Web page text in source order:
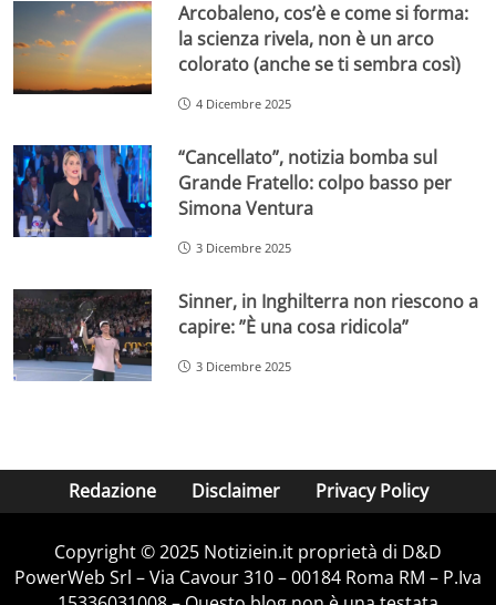
Arcobaleno, cos’è e come si forma:
la scienza rivela, non è un arco
colorato (anche se ti sembra così)
4 Dicembre 2025
“Cancellato”, notizia bomba sul
Grande Fratello: colpo basso per
Simona Ventura
3 Dicembre 2025
Sinner, in Inghilterra non riescono a
capire: ”È una cosa ridicola”
3 Dicembre 2025
Redazione Disclaimer Privacy Policy
Copyright © 2025 Notiziein.it proprietà di D&D
PowerWeb Srl – Via Cavour 310 – 00184 Roma RM – P.Iva